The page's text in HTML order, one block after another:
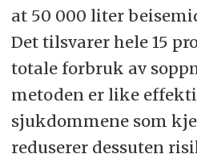
at 50 000 liter
Det tilsvarer hele 15
totale forbruk av
metoden er like
sjukdommene som
reduserer dessuten